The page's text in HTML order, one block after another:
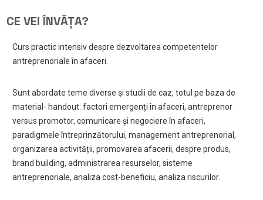
CE VEI ÎNVĂȚA?
Curs practic intensiv despre dezvoltarea competentelor
antreprenoriale în afaceri.
Sunt abordate teme diverse și studii de caz, totul pe baza de
material- handout: factori emergenți în afaceri, antreprenor
versus promotor, comunicare și negociere în afaceri,
paradigmele întreprinzătorului, management antreprenorial,
organizarea activității, promovarea afacerii, despre produs,
brand building, administrarea resurselor, sisteme
antreprenoriale, analiza cost-beneficiu, analiza riscurilor.